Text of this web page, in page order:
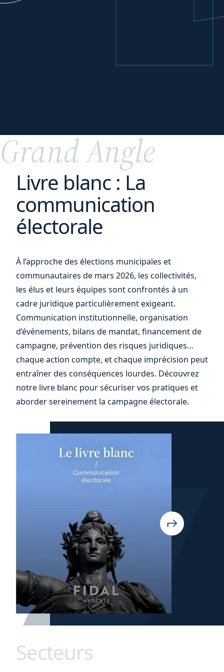
votre
Grand Angle
Livre blanc : La
communication
électorale
À l’approche des élections municipales et
communautaires de mars 2026, les collectivités,
les élus et leurs équipes sont confrontés à un
cadre juridique particulièrement exigeant.
Communication institutionnelle, organisation
d’événements, bilans de mandat, financement de
campagne, prévention des risques juridiques…
chaque action compte, et chaque imprécision peut
entraîner des conséquences lourdes. Découvrez
notre livre blanc pour sécuriser vos pratiques et
aborder sereinement la campagne électorale.
Secteurs